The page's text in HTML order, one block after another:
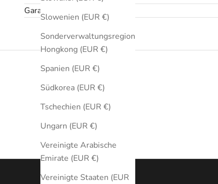
Slowenien (EUR €)
Sonderverwaltungsregion
Hongkong (EUR €)
Spanien (EUR €)
Südkorea (EUR €)
Tschechien (EUR €)
Ungarn (EUR €)
Vereinigte Arabische
Emirate (EUR €)
Vereinigte Staaten (EUR
Garantie und Rückgabe